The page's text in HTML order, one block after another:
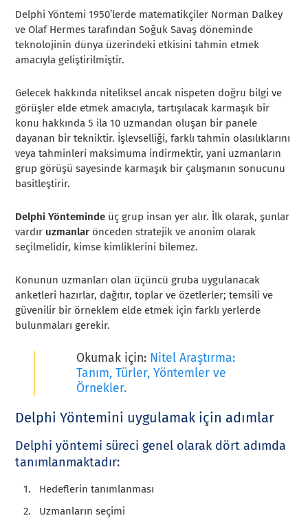
Delphi Yöntemi 1950’lerde matematikçiler Norman Dalkey
ve Olaf Hermes tarafından Soğuk Savaş döneminde
teknolojinin dünya üzerindeki etkisini tahmin etmek
amacıyla geliştirilmiştir.
Gelecek hakkında niteliksel ancak nispeten doğru bilgi ve
görüşler elde etmek amacıyla, tartışılacak karmaşık bir
konu hakkında 5 ila 10 uzmandan oluşan bir panele
dayanan bir tekniktir. İşlevselliği, farklı tahmin olasılıklarını
veya tahminleri maksimuma indirmektir, yani uzmanların
grup görüşü sayesinde karmaşık bir çalışmanın sonucunu
basitleştirir.
Delphi Yönteminde üç grup insan yer alır. İlk olarak, şunlar
vardır uzmanlar önceden stratejik ve anonim olarak
seçilmelidir, kimse kimliklerini bilemez.
Konunun uzmanları olan üçüncü gruba uygulanacak
anketleri hazırlar, dağıtır, toplar ve özetlerler; temsili ve
güvenilir bir örneklem elde etmek için farklı yerlerde
bulunmaları gerekir.
Okumak için: Nitel Araştırma:
Tanım, Türler, Yöntemler ve
Örnekler.
Delphi Yöntemini uygulamak için adımlar
Delphi yöntemi süreci genel olarak dört adımda
tanımlanmaktadır:
Hedeflerin tanımlanması
Uzmanların seçimi